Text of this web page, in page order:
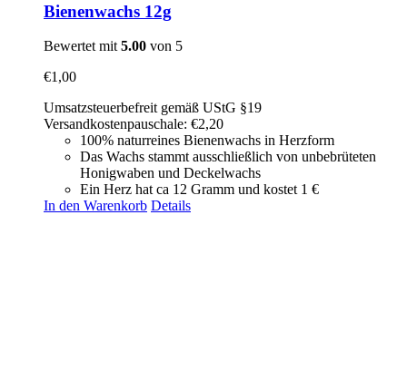
Bienenwachs 12g
Bewertet mit5.00 von 5
€1,00
Umsatzsteuerbefreit gemäß UStG §19
Versandkostenpauschale: €2,20
100% naturreines Bienenwachs in Herzform
Das Wachs stammt ausschließlich von unbebrüteten
Honigwaben und Deckelwachs
Ein Herz hat ca 12 Gramm und kostet 1 €
In den Warenkorb Details